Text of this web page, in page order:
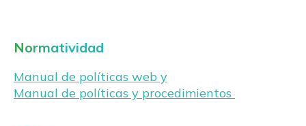
Normatividad
Manual de políticas web y
Manual de políticas y procedimientos